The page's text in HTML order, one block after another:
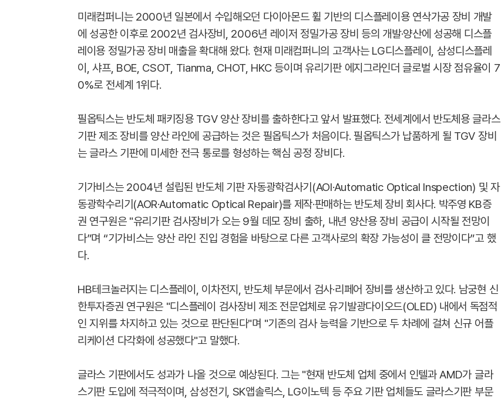
미래컴퍼니는 2000년 일본에서 수입해오던 다이아몬드 휠 기반의 디스플레이용 연삭가공 장비 개발
에 성공한 이후로 2002년 검사장비, 2006년 레이저 정밀가공 장비 등의 개발·양산에 성공해 디스플
레이용 정밀가공 장비 매출을 확대해 왔다. 현재 미래컴퍼니의 고객사는 LG디스플레이, 삼성디스플레
이, 샤프, BOE, CSOT, Tianma, CHOT, HKC 등이며 유리기판 에지그라인더 글로벌 시장 점유율이 7
0%로 전세계 1위다.
필옵틱스는 반도체 패키징용 TGV 양산 장비를 출하한다고 앞서 발표했다. 전세계에서 반도체용 글라스
기판 제조 장비를 양산 라인에 공급하는 것은 필옵틱스가 처음이다. 필옵틱스가 납품하게 될 TGV 장비
는 글라스 기판에 미세한 전극 통로를 형성하는 핵심 공정 장비다.
기가비스는 2004년 설립된 반도체 기판 자동광학검사기(AOI·Automatic Optical Inspection) 및 자
동광학수리기(AOR·Automatic Optical Repair)를 제작·판매하는 반도체 장비 회사다. 박주영 KB증
권 연구원은 "유리기판 검사장비가 오는 9월 데모 장비 출하, 내년 양산용 장비 공급이 시작될 전망이
다”며 “기가비스는 양산 라인 진입 경험을 바탕으로 다른 고객사로의 확장 가능성이 클 전망이다”고 했
다.
HB테크놀러지는 디스플레이, 이차전지, 반도체 부문에서 검사·리페어 장비를 생산하고 있다. 남궁현 신
한투자증권 연구원은 "디스플레이 검사장비 제조 전문업체로 유기발광다이오드(OLED) 내에서 독점적
인 지위를 차지하고 있는 것으로 판단된다"며 "기존의 검사 능력을 기반으로 두 차례에 걸쳐 신규 어플
리케이션 다각화에 성공했다"고 말했다.
글라스 기판에서도 성과가 나올 것으로 예상된다. 그는 "현재 반도체 업체 중에서 인텔과 AMD가 글라
스기판 도입에 적극적이며, 삼성전기, SK앱솔릭스, LG이노텍 등 주요 기판 업체들도 글라스기판 부문